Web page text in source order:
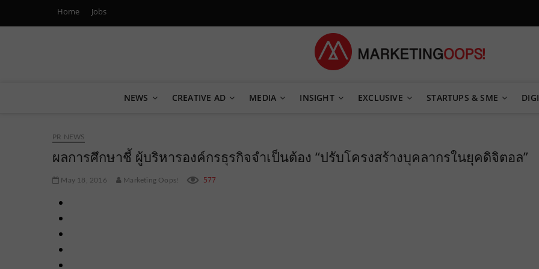
Home Jobs
Marketing Oops!
NEWS CREATIVE AD MEDIA INSIGHT EXCLUSIVE STARTUPS & SME
PR NEWS
ผลการศึกษาชี้ ผู้บริหารองค์กรธุรกิจจำเป็นต้อง “ปรับโครงสร้างบุคลากรในยุคดิจิตอล”
May 18, 2016 Marketing Oops! 577